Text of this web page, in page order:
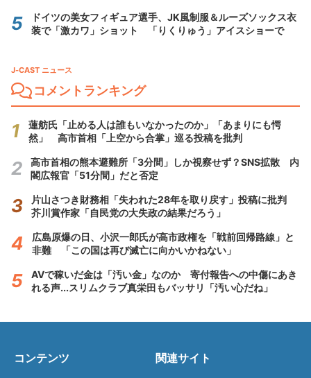
ドイツの美女フィギュア選手、JK風制服＆ルーズソックス衣
装で「激カワ」ショット 「りくりゅう」アイスショーで
J-CAST ニュース
コメントランキング
蓮舫氏「止める人は誰もいなかったのか」「あまりにも愕
然」 高市首相「上空から合掌」巡る投稿を批判
高市首相の熊本避難所「3分間」しか視察せず？SNS拡散 内
閣広報官「51分間」だと否定
片山さつき財務相「失われた28年を取り戻す」投稿に批判
芥川賞作家「自民党の大失政の結果だろう」
広島原爆の日、小沢一郎氏が高市政権を「戦前回帰路線」と
非難 「この国は再び滅亡に向かいかねない」
AVで稼いだ金は「汚い金」なのか 寄付報告への中傷にあき
れる声...スリムクラブ真栄田もバッサリ「汚い心だね」
コンテンツ 関連サイト